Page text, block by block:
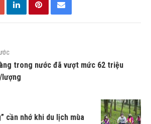
trong nước đã vượt mức 62 triệu
cần nhớ khi du lịch mùa